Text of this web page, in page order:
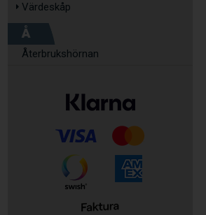
Värdeskåp
Å
Återbrukshörnan